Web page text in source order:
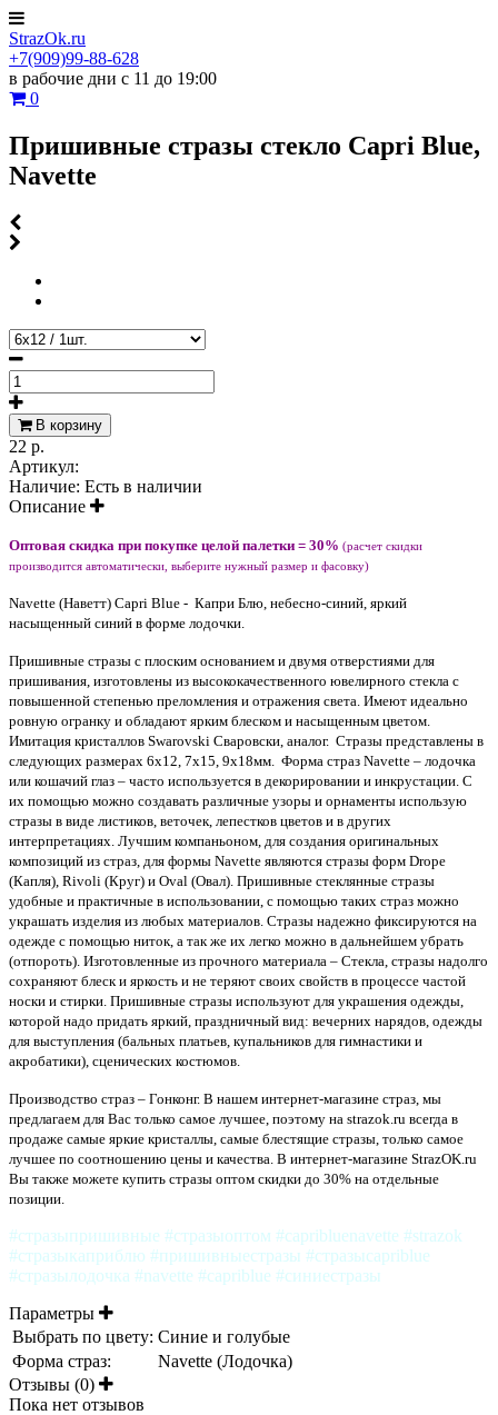
StrazOk.ru
+7(909)99-88-628
в рабочие дни с 11 до 19:00
0
Пришивные стразы стекло Capri Blue,
Navette
В корзину
22 р.
Артикул:
Наличие: Есть в наличии
Описание
Оптовая скидка при покупке целой палетки = 30% (расчет скидки
производится автоматически, выберите нужный размер и фасовку)
Navette (Наветт) Capri Blue - Капри Блю, небесно-синий, яркий
насыщенный синий в форме лодочки.
Пришивные стразы с плоским основанием и двумя отверстиями для
пришивания, изготовлены из высококачественного ювелирного стекла с
повышенной степенью преломления и отражения света. Имеют идеально
ровную огранку и обладают ярким блеском и насыщенным цветом.
Имитация кристаллов Swarovski Сваровски, аналог. Стразы представлены в
следующих размерах 6х12, 7х15, 9х18мм. Форма страз Navette – лодочка
или кошачий глаз – часто используется в декорировании и инкрустации. С
их помощью можно создавать различные узоры и орнаменты использую
стразы в виде листиков, веточек, лепестков цветов и в других
интерпретациях. Лучшим компаньоном, для создания оригинальных
композиций из страз, для формы Navette являются стразы форм Drope
(Капля), Rivoli (Круг) и Oval (Овал). Пришивные стеклянные стразы
удобные и практичные в использовании, с помощью таких страз можно
украшать изделия из любых материалов. Стразы надежно фиксируются на
одежде с помощью ниток, а так же их легко можно в дальнейшем убрать
(отпороть). Изготовленные из прочного материала – Стекла, стразы надолго
сохраняют блеск и яркость и не теряют своих свойств в процессе частой
носки и стирки. Пришивные стразы используют для украшения одежды,
которой надо придать яркий, праздничный вид: вечерних нарядов, одежды
для выступления (бальных платьев, купальников для гимнастики и
акробатики), сценических костюмов.
Производство страз – Гонконг. В нашем интернет-магазине страз, мы
предлагаем для Вас только самое лучшее, поэтому на strazok.ru всегда в
продаже самые яркие кристаллы, самые блестящие стразы, только самое
лучшее по соотношению цены и качества. В интернет-магазине StrazOK.ru
Вы также можете купить стразы оптом скидки до 30% на отдельные
позиции.
#стразыпришивные #стразыоптом #capribluenavette #strazok
#стразыкаприблю #пришивныестразы #стразыcapriblue
#стразылодочка #navette #capriblue #синиестразы
Параметры
Выбрать по цвету: Синие и голубые
Форма страз:
Navette (Лодочка)
Отзывы (0)
Пока нет отзывов